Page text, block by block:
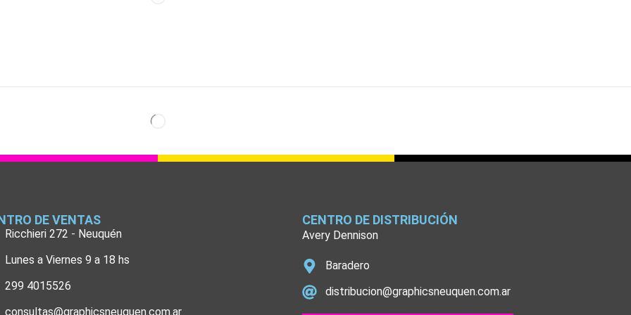
DE VENTAS
Ricchieri 272 - Neuquén
Lunes a Viernes 9 a 18 hs
299 4015526
consultas@graphicsneuquen.com.ar
CENTRO DE DISTRIBUCIÓN
Avery Dennison
Baradero
distribucion@graphicsneuquen.com.ar